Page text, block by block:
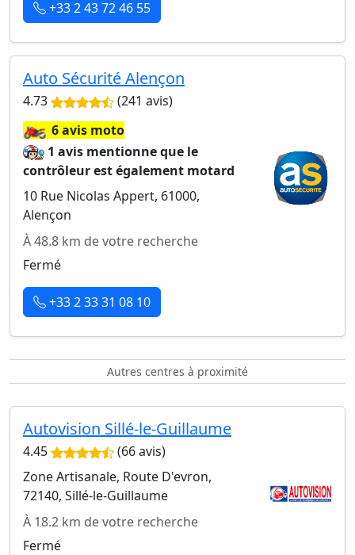
+33 2 43 72 46 55
Auto Sécurité Alençon
4.73 (241 avis)
🏍️6 avis moto
1 avis mentionne que le
contrôleur est également motard
10 Rue Nicolas Appert, 61000,
Alençon
À 48.8 km de votre recherche
Fermé
+33 2 33 31 08 10
Autres centres à proximité
Autovision Sillé-le-Guillaume
4.45
(66 avis)
Zone Artisanale, Route D'evron,
72140, Sillé-le-Guillaume
À 18.2 km de votre recherche
Fermé